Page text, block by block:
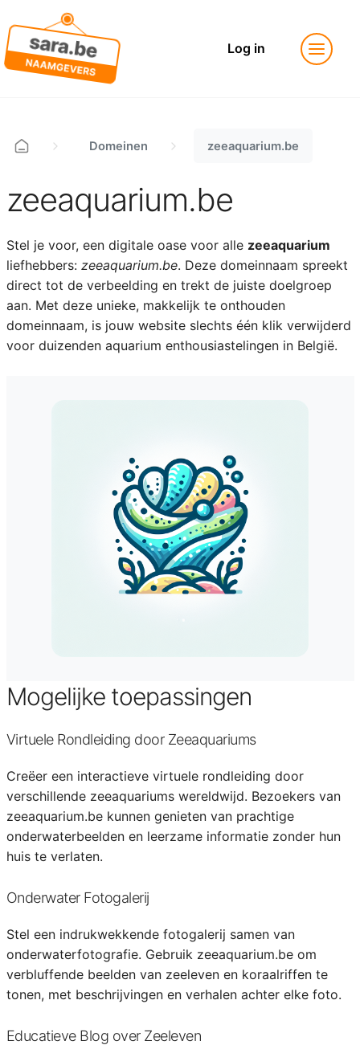
Log in
Domeinen zeeaquarium.be
zeeaquarium.be
Stel je voor, een digitale oase voor alle zeeaquarium
liefhebbers: zeeaquarium.be. Deze domeinnaam spreekt
direct tot de verbeelding en trekt de juiste doelgroep
aan. Met deze unieke, makkelijk te onthouden
domeinnaam, is jouw website slechts één klik verwijderd
voor duizenden aquarium enthousiastelingen in België.
Mogelijke toepassingen
Virtuele Rondleiding door Zeeaquariums
Creëer een interactieve virtuele rondleiding door
verschillende zeeaquariums wereldwijd. Bezoekers van
zeeaquarium.be kunnen genieten van prachtige
onderwaterbeelden en leerzame informatie zonder hun
huis te verlaten.
Onderwater Fotogalerij
Stel een indrukwekkende fotogalerij samen van
onderwaterfotografie. Gebruik zeeaquarium.be om
verbluffende beelden van zeeleven en koraalriffen te
tonen, met beschrijvingen en verhalen achter elke foto.
Educatieve Blog over Zeeleven